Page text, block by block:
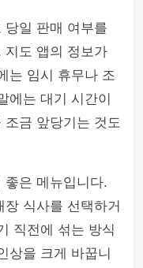
당일 판매 여부를
지도 앱의 정보가
는 임시 휴무나 조
에는 대기 시간이
조금 앞당기는 것도
좋은 메뉴입니다.
식사를 선택하거
직전에 섞는 방식
상을 크게 바꿉니